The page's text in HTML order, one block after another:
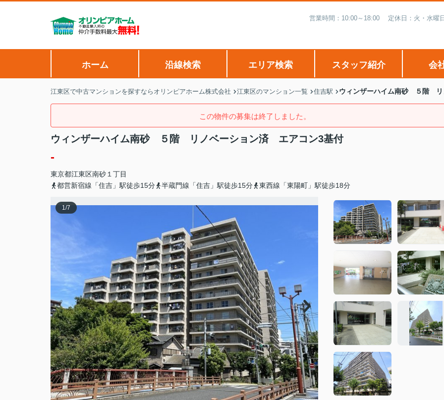
営業時間：10:00～18:00 定休日：火・水曜
ホーム 沿線検索 エリア検索 スタッフ紹介 会
江東区で中古マンションを探すならオリンピアホーム株式会社 江東区のマンション一覧 住吉駅 ウィンザーハイム南砂 ５階
この物件の募集は終了しました。
ウィンザーハイム南砂 ５階 リノベーション済 エアコン3基付
-
東京都江東区南砂 １丁目
都営新宿線「住吉」駅徒歩15分
半蔵門線「住吉」駅徒歩15分 東西線「東陽町」駅徒歩18分
1/7